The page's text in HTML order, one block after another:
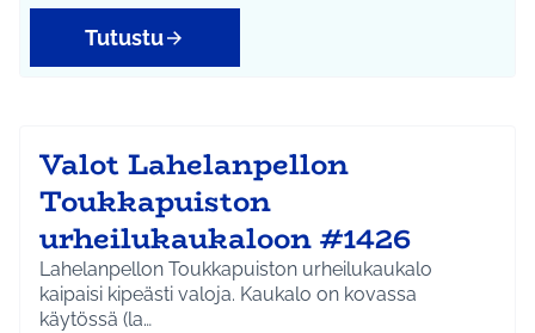
Tutustu
Valot Lahelanpellon
Toukkapuiston
urheilukaukaloon #1426
Lahelanpellon Toukkapuiston urheilukaukalo
kaipaisi kipeästi valoja. Kaukalo on kovassa
käytössä (la…